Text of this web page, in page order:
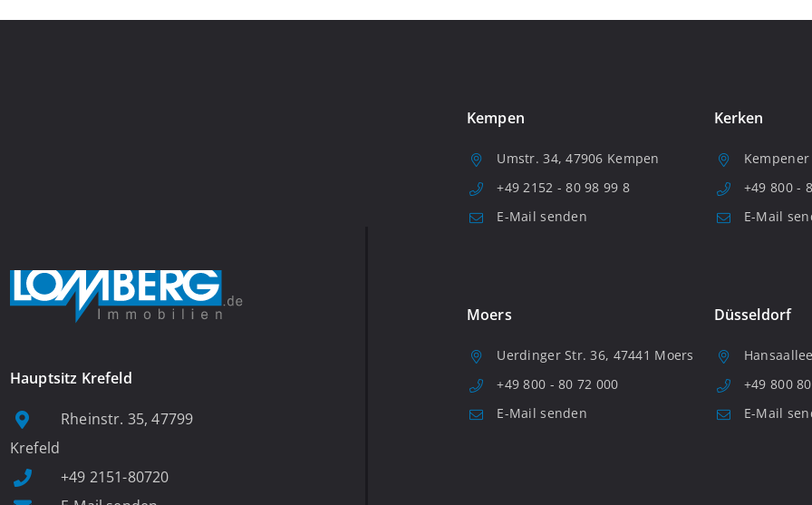
Hauptsitz Krefeld
Rheinstr. 35, 47799
Krefeld
+49 2151-80720
Kempen
Umstr. 34, 47906 Kempen
+49 2152 - 80 98 99 8
E-Mail senden
Kerken
+49 800 -
E-Mail
Moers
Uerdinger Str. 36, 47441 Moers
+49 800 - 80 72 000
E-Mail senden
Düsseldorf
+49 800
E-Mail